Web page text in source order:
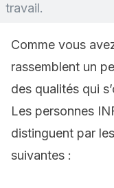
travail.
Comme vous
rassemblent un
des qualités qui
Les personnes
distinguent par
suivantes :